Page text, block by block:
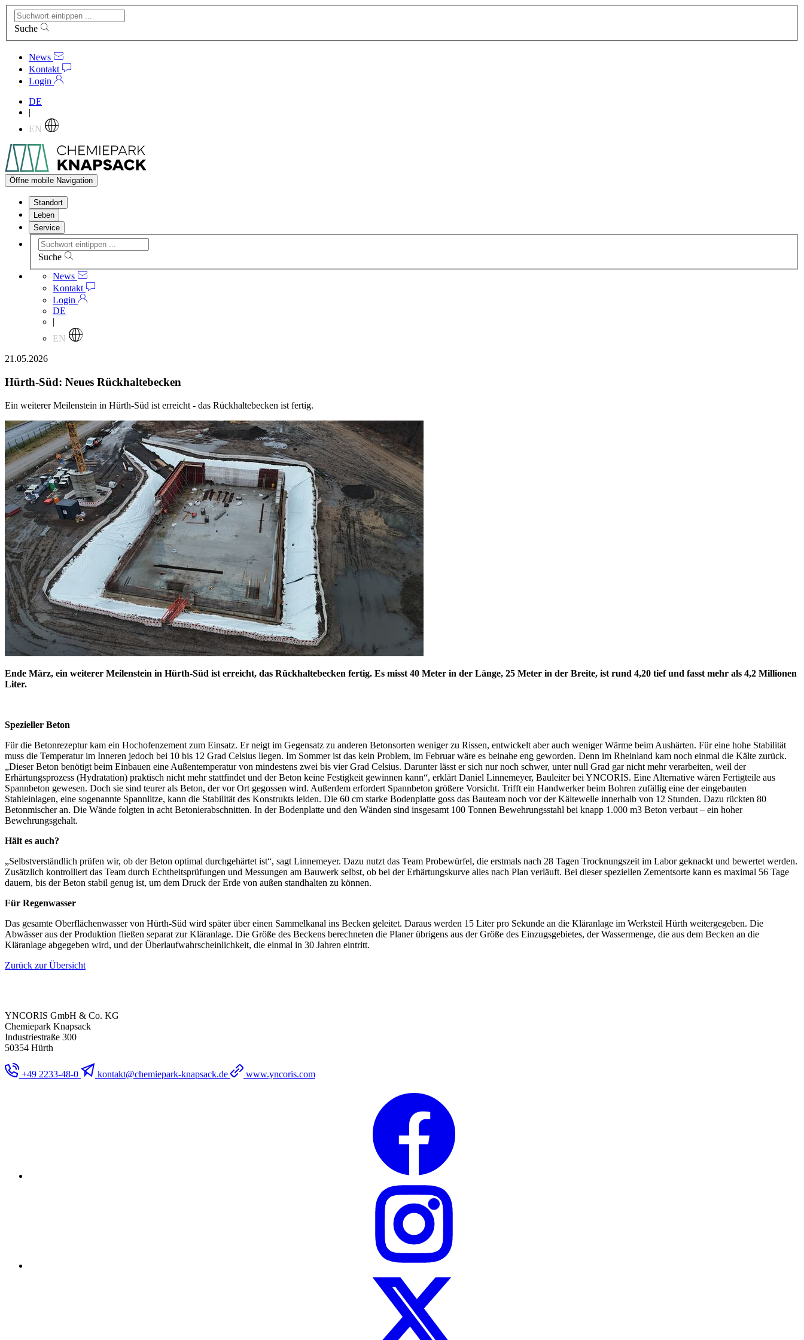
Suche
News
Kontakt
Login
DE
|
EN
Öffne mobile Navigation
Standort
Leben
Service
Suche
News
Kontakt
Login
DE
|
EN
21.05.2026
Hürth-Süd: Neues Rückhaltebecken
Ein weiterer Meilenstein in Hürth-Süd ist erreicht - das Rückhaltebecken ist fertig.
Ende März, ein weiterer Meilenstein in Hürth-Süd ist erreicht, das Rückhaltebecken fertig. Es misst 40 Meter in der Länge, 25 Meter in der Breite, ist rund 4,20 tief und fasst mehr als 4,2 Millionen
Liter.
Spezieller Beton
Für die Betonrezeptur kam ein Hochofenzement zum Einsatz. Er neigt im Gegensatz zu anderen Betonsorten weniger zu Rissen, entwickelt aber auch weniger Wärme beim Aushärten. Für eine hohe Stabilität
muss die Temperatur im Inneren jedoch bei 10 bis 12 Grad Celsius liegen. Im Sommer ist das kein Problem, im Februar wäre es beinahe eng geworden. Denn im Rheinland kam noch einmal die Kälte zurück.
„Dieser Beton benötigt beim Einbauen eine Außentemperatur von mindestens zwei bis vier Grad Celsius. Darunter lässt er sich nur noch schwer, unter null Grad gar nicht mehr verarbeiten, weil der
Erhärtungsprozess (Hydratation) praktisch nicht mehr stattfindet und der Beton keine Festigkeit gewinnen kann“, erklärt Daniel Linnemeyer, Bauleiter bei YNCORIS. Eine Alternative wären Fertigteile aus
Spannbeton gewesen. Doch sie sind teurer als Beton, der vor Ort gegossen wird. Außerdem erfordert Spannbeton größere Vorsicht. Trifft ein Handwerker beim Bohren zufällig eine der eingebauten
Stahleinlagen, eine sogenannte Spannlitze, kann die Stabilität des Konstrukts leiden. Die 60 cm starke Bodenplatte goss das Bauteam noch vor der Kältewelle innerhalb von 12 Stunden. Dazu rückten 80
Betonmischer an. Die Wände folgten in acht Betonierabschnitten. In der Bodenplatte und den Wänden sind insgesamt 100 Tonnen Bewehrungsstahl bei knapp 1.000 m3 Beton verbaut – ein hoher
Bewehrungsgehalt.
Hält es auch?
„Selbstverständlich prüfen wir, ob der Beton optimal durchgehärtet ist“, sagt Linnemeyer. Dazu nutzt das Team Probewürfel, die erstmals nach 28 Tagen Trocknungszeit im Labor geknackt und bewertet werden.
Zusätzlich kontrolliert das Team durch Echtheitsprüfungen und Messungen am Bauwerk selbst, ob bei der Erhärtungskurve alles nach Plan verläuft. Bei dieser speziellen Zementsorte kann es maximal 56 Tage
dauern, bis der Beton stabil genug ist, um dem Druck der Erde von außen standhalten zu können.
Für Regenwasser
Das gesamte Oberflächenwasser von Hürth-Süd wird später über einen Sammelkanal ins Becken geleitet. Daraus werden 15 Liter pro Sekunde an die Kläranlage im Werksteil Hürth weitergegeben. Die
Abwässer aus der Produktion fließen separat zur Kläranlage. Die Größe des Beckens berechneten die Planer übrigens aus der Größe des Einzugsgebietes, der Wassermenge, die aus dem Becken an die
Kläranlage abgegeben wird, und der Überlaufwahrscheinlichkeit, die einmal in 30 Jahren eintritt.
Zurück zur Übersicht
YNCORIS GmbH & Co. KG
Chemiepark Knapsack
Industriestraße 300
50354 Hürth
+49 2233-48-0 kontakt@chemiepark-knapsack.de www.yncoris.com